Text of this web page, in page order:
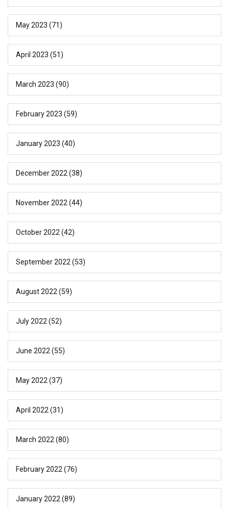
May 2023 (71)
April 2023 (51)
March 2023 (90)
February 2023 (59)
January 2023 (40)
December 2022 (38)
November 2022 (44)
October 2022 (42)
September 2022 (53)
August 2022 (59)
July 2022 (52)
June 2022 (55)
May 2022 (37)
April 2022 (31)
March 2022 (80)
February 2022 (76)
January 2022 (89)